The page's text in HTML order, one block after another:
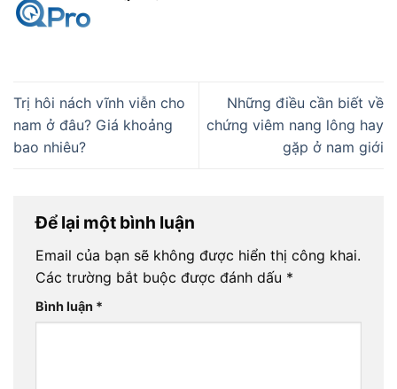
Trị hôi nách vĩnh viễn cho
nam ở đâu? Giá khoảng
bao nhiêu?
Những điều cần biết về
chứng viêm nang lông hay
gặp ở nam giới
Để lại một bình luận
Email của bạn sẽ không được hiển thị công khai.
Các trường bắt buộc được đánh dấu *
Bình luận *